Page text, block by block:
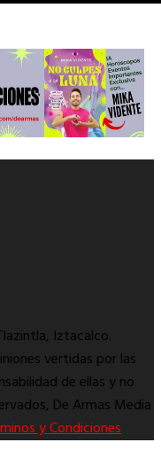
Iztacalco.
vertidas por las
de ellas y no
De Armas Media
y Condiciones